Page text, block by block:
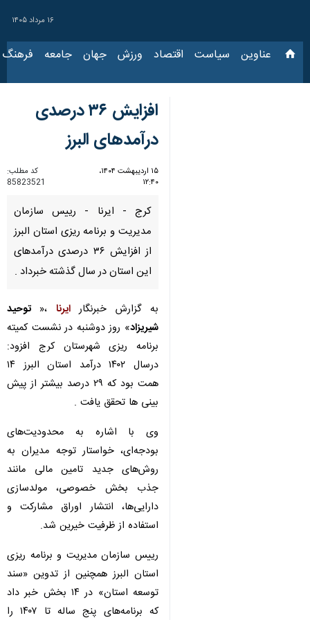
۱۶ مرداد ۱۴۰۵
عناوین‌ سیاست اقتصاد ورزش جهان جامعه فرهنگ
افزایش ۳۶ درصدی
درآمدهای البرز
۱۵ اردیبهشت ۱۴۰۴،
۱۲:۴۰
کد مطلب:
85823521
کرج - ایرنا - رییس سازمان
مدیریت و برنامه ریزی استان البرز
از افزایش ۳۶ درصدی درآمدهای
این استان در سال گذشته خبرداد .
به گزارش خبرنگارایرنا ،« توحید
شیریزاد» روز دوشنبه در نشست کمیته
برنامه ریزی شهرستان کرج افزود:
درسال ۱۴۰۲ درآمد استان البرز ۱۴
همت بود که ۲۹ درصد بیشتر از پیش
بینی ها تحقق یافت .
وی با اشاره به محدودیت‌های
بودجه‌ای، خواستار توجه مدیران به
روش‌های جدید تامین مالی مانند
جذب بخش خصوصی، مولدسازی
دارایی‌ها، انتشار اوراق مشارکت و
استفاده از ظرفیت خیرین شد.
رییس سازمان مدیریت و برنامه ریزی
استان البرز همچنین از تدوین «سند
توسعه استان» در ۱۴ بخش خبر داد
که برنامه‌های پنج ساله تا ۱۴۰۷ را